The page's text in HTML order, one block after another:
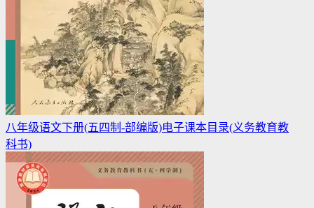
八年级语文下册(五四制-部编版)电子课本目录(义务教育教
科书)